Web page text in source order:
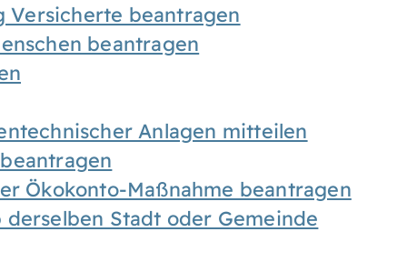
Versicherte beantragen
beantragen
Anlagen mitteilen
Ökokonto-Maßnahme beantragen
Stadt oder Gemeinde